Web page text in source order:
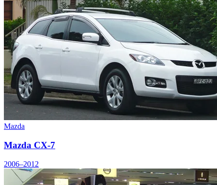
Mazda
Mazda CX-7
2006–2012